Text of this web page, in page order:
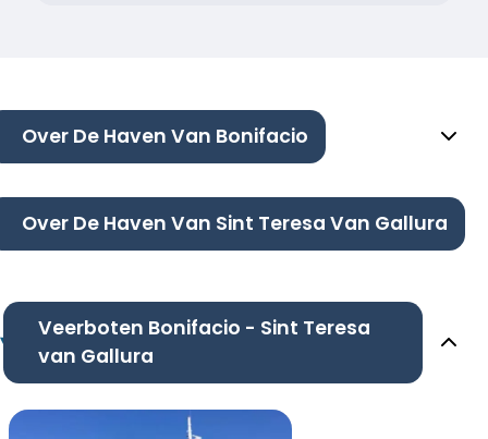
Over De Haven Van Bonifacio
Over De Haven Van Sint Teresa Van Gallura
Veerboten Bonifacio - Sint Teresa
van Gallura